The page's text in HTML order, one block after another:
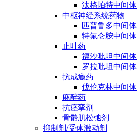
汰格帕特中间体
中枢神经系统药物
匹普鲁多中间体
特氟仑胺中间体
止吐药
福沙吡坦中间体
罗拉吡坦中间体
抗成瘾药
伐伦克林中间体
麻醉药
抗痉挛剂
骨骼肌松弛剂
抑制剂/受体激动剂